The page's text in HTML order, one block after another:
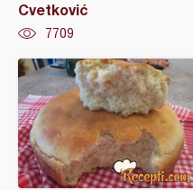
Cvetković
7709